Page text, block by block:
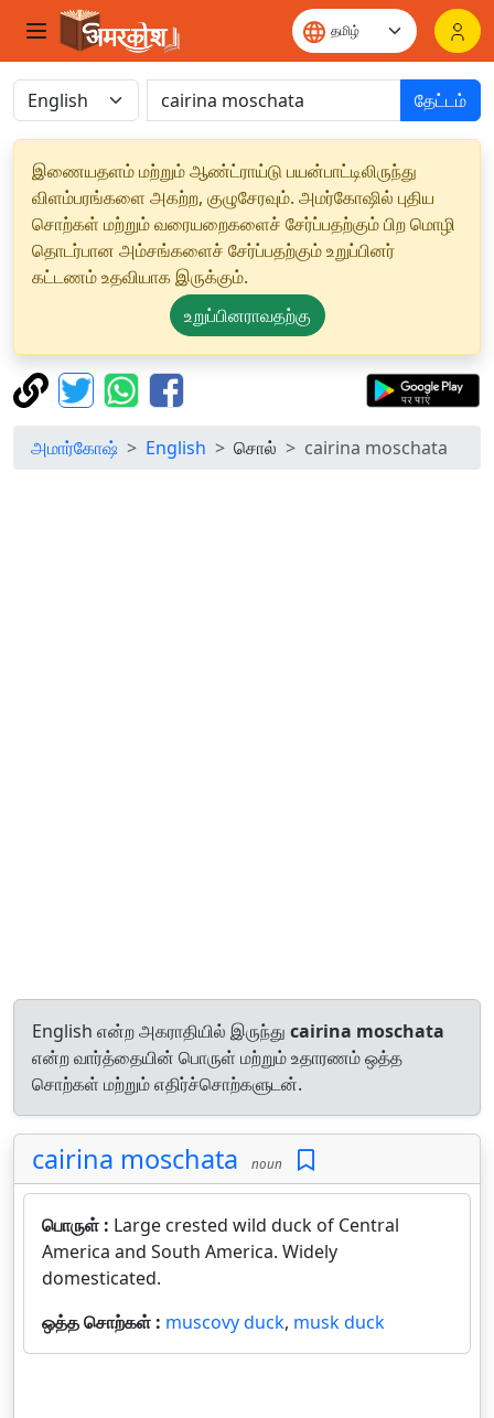
தேட்டம்
இணையதளம் மற்றும் ஆண்ட்ராய்டு பயன்பாட்டிலிருந்து
விளம்பரங்களை அகற்ற, குழுசேரவும். அமர்கோஷில் புதிய
சொற்கள் மற்றும் வரையறைகளைச் சேர்ப்பதற்கும் பிற மொழி
தொடர்பான அம்சங்களைச் சேர்ப்பதற்கும் உறுப்பினர்
கட்டணம் உதவியாக இருக்கும்.
உறுப்பினராவதற்கு
அமார்கோஷ் English சொல் cairina moschata
English என்ற அகராதியில் இருந்து cairina moschata
என்ற வார்த்தையின் பொருள் மற்றும் உதாரணம் ஒத்த
சொற்கள் மற்றும் எதிர்ச்சொற்களுடன்.
cairina moschata noun
பொருள் : Large crested wild duck of Central
America and South America. Widely
domesticated.
ஒத்த சொற்கள் : muscovy duck, musk duck